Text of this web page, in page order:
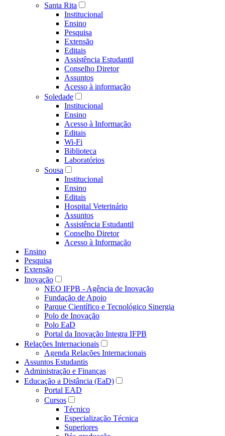
Santa Rita
Institucional
Ensino
Pesquisa
Extensão
Editais
Assistência Estudantil
Conselho Diretor
Assuntos
Acesso à informação
Soledade
Institucional
Ensino
Acesso à Informação
Editais
Wi-Fi
Biblioteca
Laboratórios
Sousa
Institucional
Ensino
Editais
Hospital Veterinário
Assuntos
Assistência Estudantil
Conselho Diretor
Acesso à Informação
Ensino
Pesquisa
Extensão
Inovação
NEO IFPB - Agência de Inovação
Fundação de Apoio
Parque Científico e Tecnológico Sinergia
Polo de Inovação
Polo EaD
Portal da Inovação Integra IFPB
Relações Internacionais
Agenda Relações Internacionais
Assuntos Estudantis
Administração e Finanças
Educação a Distância (EaD)
Portal EAD
Cursos
Técnico
Especialização Técnica
Superiores